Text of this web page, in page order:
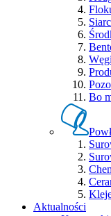
Bo
Aktualności